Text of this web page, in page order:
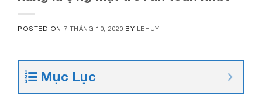
POSTED ON 7 THÁNG 10, 2020 BY LEHUY
Mục Lục